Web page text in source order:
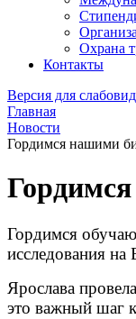
Охрана
Контакты
Версия для
Главная
Новости
Гордимся нашими
Гордимся
исследования
Ярослава
это важный шаг